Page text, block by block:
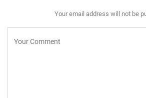
Your email address will not be